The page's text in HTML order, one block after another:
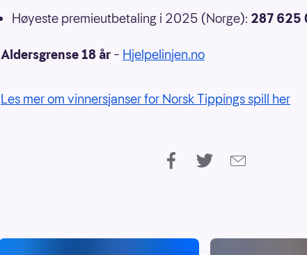
Høyeste premieutbetaling i 2025 (Norge): 287 625
Aldersgrense 18 år – Hjelpelinjen.no
Les mer om vinnersjanser for Norsk Tippings spill her